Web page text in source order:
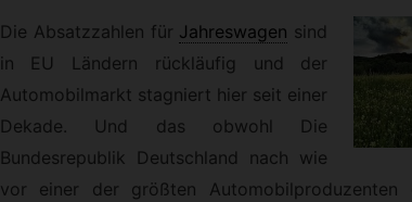
Die Absatzzahlen für Jahreswagen sind
in EU Ländern rückläufig und der
Automobilmarkt stagniert hier seit einer
Dekade. Und das obwohl Die
Bundesrepublik Deutschland nach wie
vor einer der größten